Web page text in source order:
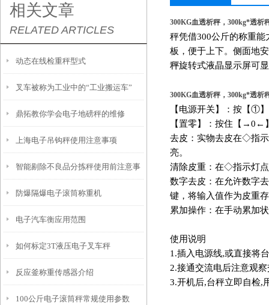
相关文章
RELATED ARTICLES
动态在线检重秤型式
叉车被称为工业中的“工业搬运车”
鼎拓教你学会电子地磅秤的维修
上海电子吊钩秤使用注意事项
智能剔除不良品分拣秤使用前注意事
项
防爆隔爆电子滚筒称重机
电子汽车衡应用范围
如何标定3T液压电子叉车秤
反应釜称重传感器介绍
100公斤电子滚筒秤常规使用参数
300KG血透析秤，300kg*透析
秤凭借300公斤的称重
板，便于上下。侧面地
秤旋转式液晶显示屏可
300KG血透析秤，300kg*透析
【电源开关】：按【①
【置零】：按住【
去皮：实物去皮在◇指
亮。
清除皮重：在◇指示灯
数字去皮：在允许数字
键，将输入值作为皮重
累加操作：在手动累加
使用说明
1.插入电源线,或直接将
2.接通交流电后注意观
3.开机后,台秤立即自检,